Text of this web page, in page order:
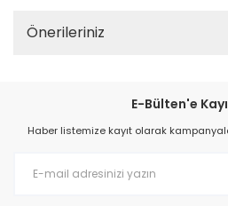
Önerileriniz
E-Bülten'e
Haber listemize kayıt olarak